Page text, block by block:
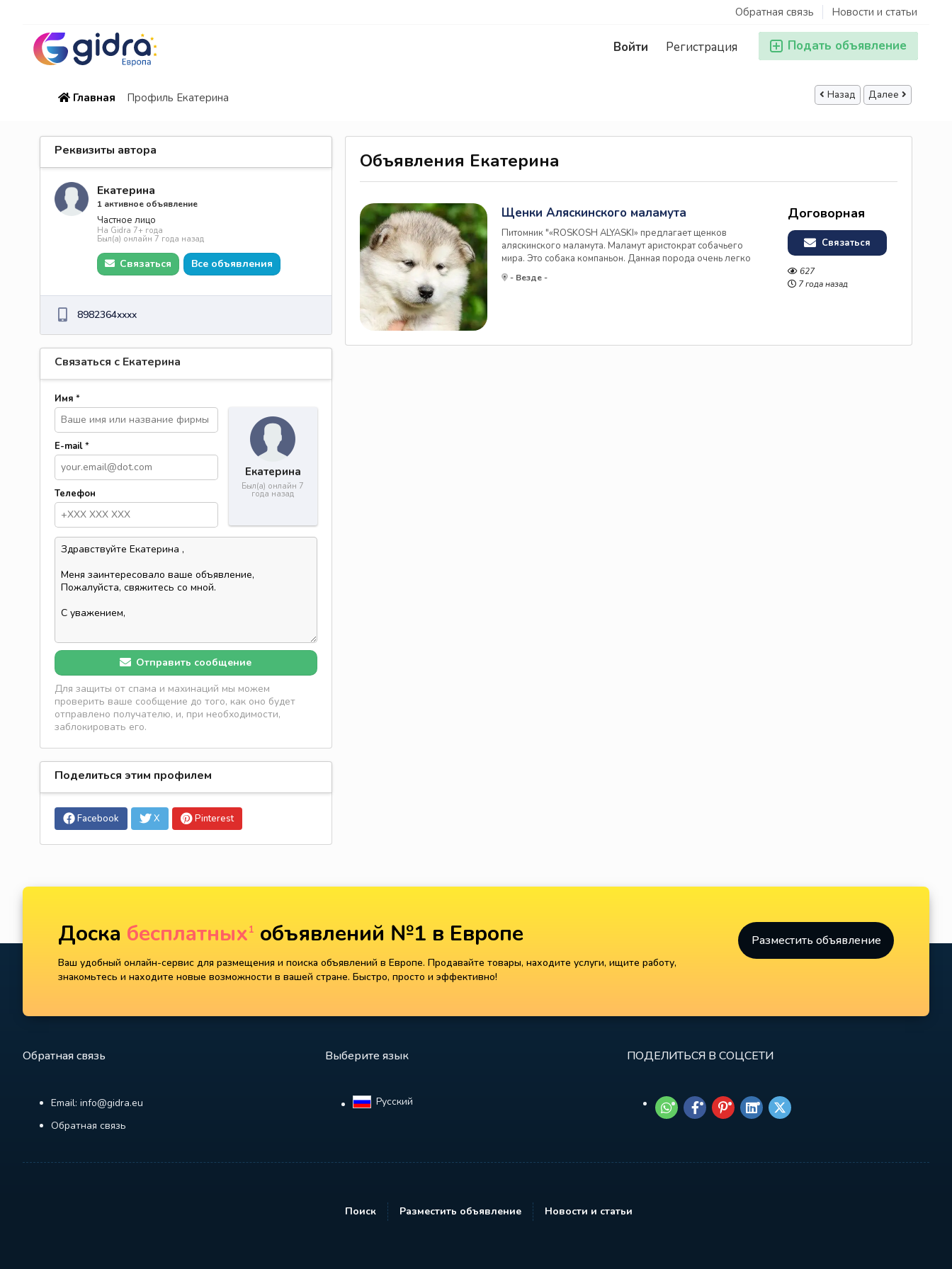
Новости и статьи
Обратная связь
Подать объявление
Регистрация
Войти
Главная Профиль Екатерина Назад Далее
Реквизиты автора
Екатерина
1 активное объявление
Частное лицо
На Gidra 7+ года
Был(а) онлайн 7 года назад
Связаться Все объявления
8982364xxxx
Связаться с Екатерина
Екатерина
Был(а) онлайн 7
года назад
Имя *
E-mail*
Телефон
Отправить сообщение
Для защиты от спама и махинаций мы можем
проверить ваше сообщение до того, как оно будет
отправлено получателю, и, при необходимости,
заблокировать его.
Поделиться этим профилем
Facebook X Pinterest
Объявления Екатерина
Щенки Аляскинского маламута
Питомник "«ROSKOSH ALYASKI» предлагает щенков
аляскинского маламута. Маламут аристократ собачьего
мира. Это собака компаньон. Данная порода очень легко
принимает как квартирные, так и вольерные условия
своего содержания. Щенки родились 07.05.2019г. Мать:
- Везде -
Договорная
Связаться
627
7 года назад
Доска бесплатных1 объявлений №1 в Европе
Ваш удобный онлайн-сервис для размещения и поиска объявлений в Европе. Продавайте товары, находите услуги, ищите работу,
знакомьтесь и находите новые возможности в вашей стране. Быстро, просто и эффективно!
Разместить объявление
Обратная связь
Email: info@gidra.eu
Обратная связь
Выберите язык
Русский‎
ПОДЕЛИТЬСЯ В СОЦСЕТИ
Поиск Разместить объявление Новости и статьи